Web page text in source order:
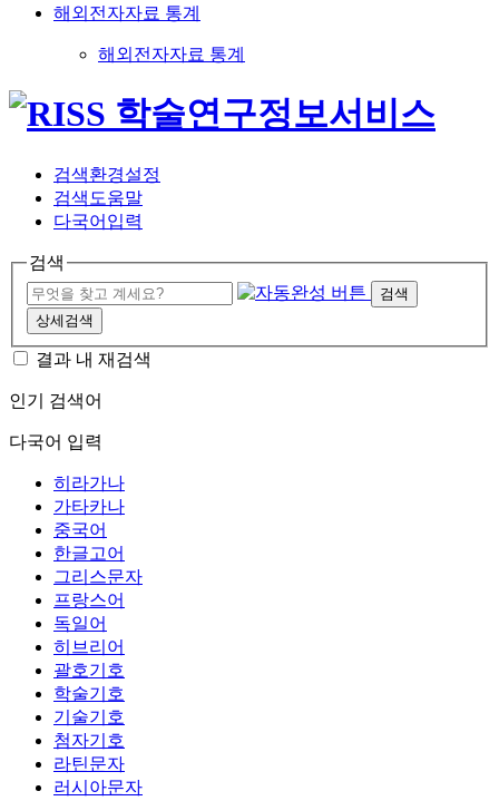
해외전자자료 통계
해외전자자료 통계
검색환경설정
검색도움말
다국어입력
검색
검색
상세검색
결과 내 재검색
인기 검색어
다국어 입력
히라가나
가타카나
중국어
한글고어
그리스문자
프랑스어
독일어
히브리어
괄호기호
학술기호
기술기호
첨자기호
라틴문자
러시아문자